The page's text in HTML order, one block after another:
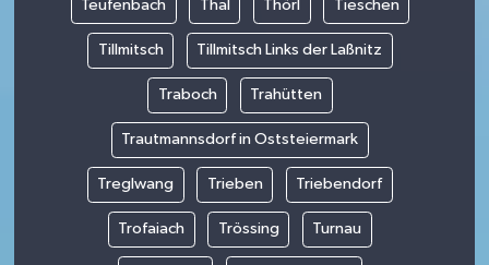
Teufenbach Thal Thörl Tieschen
Tillmitsch Tillmitsch Links der Laßnitz
Traboch Trahütten
Trautmannsdorf in Oststeiermark
Treglwang Trieben Triebendorf
Trofaiach Trössing Turnau